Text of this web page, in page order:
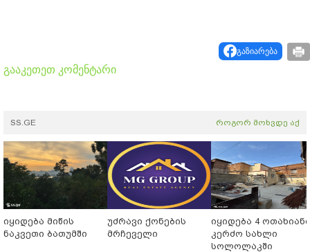
გაზიარება
გააკეთეთ კომენტარი
SS.GE როგორ მოხვდე აქ
იყიდება მიწის
ნაკვეთი ბათუმში
უძრავი ქონების
მრჩეველი
იყიდება 4 ოთახიანი
კერძო სახლი
სოლოლაკში